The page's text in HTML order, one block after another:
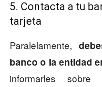
5. Contacta a tu
tarjeta
Paralelamente,
banco o la entidad
informarles